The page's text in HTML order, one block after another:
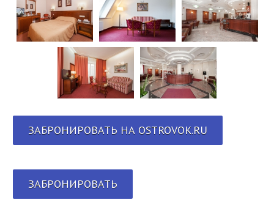
ЗАБРОНИРОВАТЬ НА OSTROVOK.RU
ЗАБРОНИРОВАТЬ